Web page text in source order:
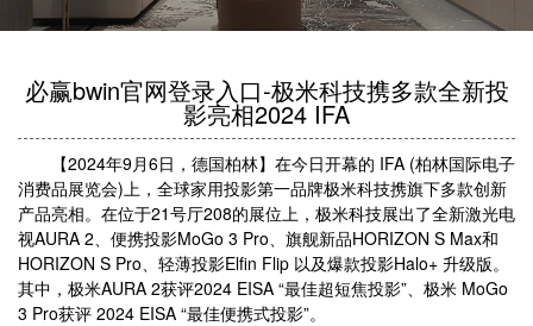
必赢bwin官网登录入口-极米科技携多款全新投
影亮相2024 IFA
【2024年9月6日，德国柏林】在今日开幕的 IFA (柏林国际电子
消费品展览会)上，全球家用投影第一品牌极米科技携旗下多款创新
产品亮相。在位于21号厅208的展位上，极米科技展出了全新激光电
视AURA 2、便携投影MoGo 3 Pro、旗舰新品HORIZON S Max和
HORIZON S Pro、轻薄投影Elfin Flip 以及爆款投影Halo+ 升级版。
其中，极米AURA 2获评2024 EISA “最佳超短焦投影”、极米 MoGo
3 Pro获评 2024 EISA “最佳便携式投影”。